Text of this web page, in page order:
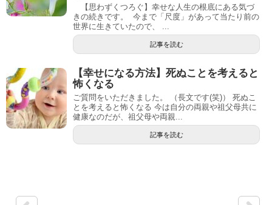
【思わずくつろぐ】幸せな人生の根底にある気づ
きの続きです。 今まで「尺度」があって当たり前の
世界に生きていたので、 ...
記事を読む
【幸せになる方法】死ぬことを考えると
怖くなる
ご質問をいただきました。 （長文です(笑)） 死ぬこ
とを考えると怖くなる 今は自分の両親や祖父母共に
健康なのだが、祖父母や両親...
記事を読む